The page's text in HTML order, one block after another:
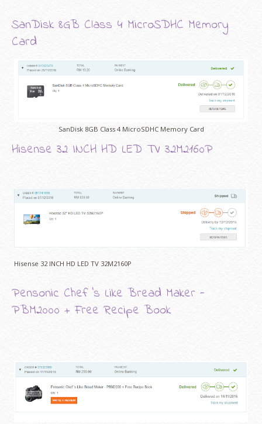
SanDisk 8GB Class 4 MicroSDHC Memory
Card
SanDisk 8GB Class 4 MicroSDHC Memory Card
Hisense 32 INCH HD LED TV 32M2160P
Hisense 32 INCH HD LED TV 32M2160P
Pensonic Chef 's Like Bread Maker -
PBM2000 + Free Recipe Book